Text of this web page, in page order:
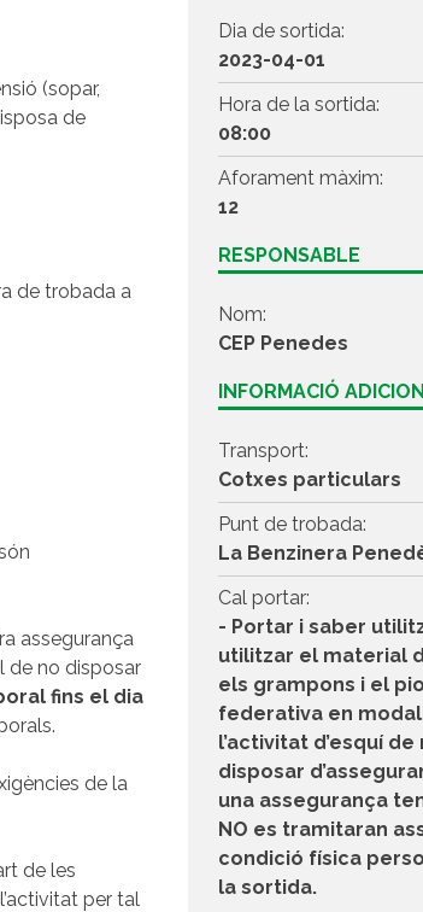
(sopar,
de
de trobada a
assegurança
de no disposar
fins el dia
de la
de les
per tal
Dia de sortida:
2023-04-01
Hora de la sortida:
08:00
Aforament màxim:
12
RESPONSABLE
Nom:
CEP Penedes
INFORMACIÓ
Transport:
Cotxes particulars
Punt de trobada:
La Benzinera
Cal portar:
- Portar i saber
utilitzar el material
els grampons i el
federativa en
l’activitat d’esquí
disposar
una assegurança
NO es tramitaran
condició física
la sortida.